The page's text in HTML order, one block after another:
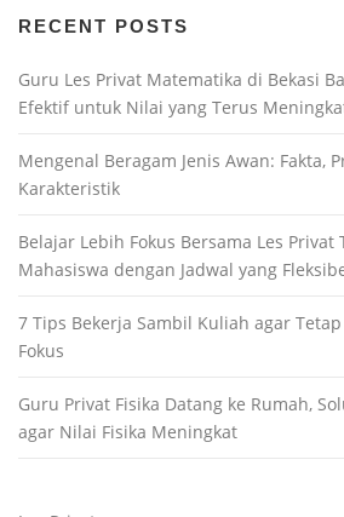
RECENT POSTS
Guru Les Privat Matematika di Bekasi
Efektif untuk Nilai yang Terus
Mengenal Beragam Jenis Awan: Fakta,
Karakteristik
Belajar Lebih Fokus Bersama Les
Mahasiswa dengan Jadwal yang
7 Tips Bekerja Sambil Kuliah agar
Fokus
Guru Privat Fisika Datang ke Rumah,
agar Nilai Fisika Meningkat